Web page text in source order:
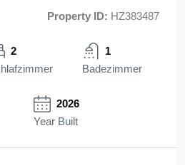
Property ID: HZ383487
2
1
Badezimmer
2026
Year Built